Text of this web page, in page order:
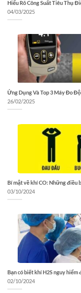
Hiểu Rõ Công Suất Tiêu Thụ
04/03/2025
Ứng Dụng Và Top 3 Máy Đo
26/02/2025
Bí mật về khí CO: Những điều
03/10/2024
Bạn có biết khí H2S nguy hiểm
02/10/2024